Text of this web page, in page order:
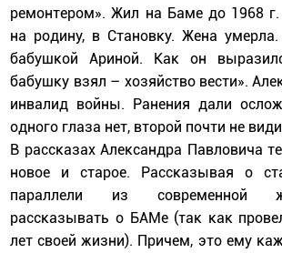
ремонтером». Жил на Баме до 1968
на родину, в Становку. Жена
бабушкой Ариной. Как он
бабушку взял – хозяйство вести».
инвалид войны. Ранения дали
одного глаза нет, второй почти не
В рассказах Александра Павловича
новое и старое. Рассказывая о
параллели из современной
рассказывать о БАМе (так как
лет своей жизни). Причем, это ему